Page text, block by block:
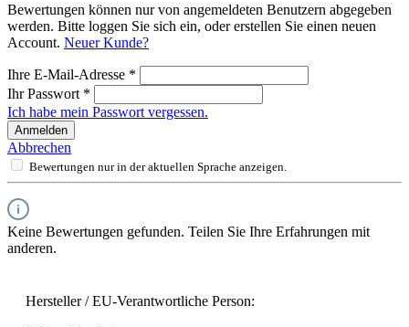
Bewertungen können nur von angemeldeten Benutzern abgegeben
werden. Bitte loggen Sie sich ein, oder erstellen Sie einen neuen
Account. Neuer Kunde?
Ihre E-Mail-Adresse *
Ihr Passwort *
Ich habe mein Passwort vergessen.
Anmelden
Abbrechen
Bewertungen nur in der aktuellen Sprache anzeigen.
Keine Bewertungen gefunden. Teilen Sie Ihre Erfahrungen mit
anderen.
Hersteller / EU-Verantwortliche Person: